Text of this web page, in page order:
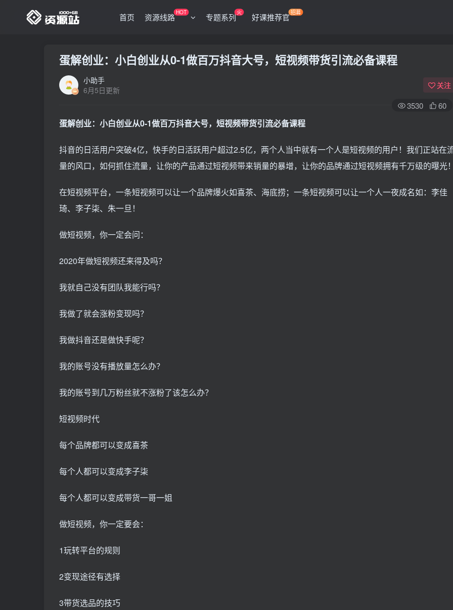
首页 资源线路HOT 专题系列火 好课推荐官招募
蛋解创业：小白创业从0-1做百万抖音大号，短视频带货引流必备课程
小助手
6月5日更新
关注
3530 60
蛋解创业：小白创业从0-1做百万抖音大号，短视频带货引流必备课程
抖音的日活用户突破4亿，快手的日活跃用户超过2.5亿，两个人当中就有一个人是短视频的用户！我们正站在
量的风口，如何抓住流量，让你的产品通过短视频带来销量的暴增，让你的品牌通过短视频拥有千万级的曝光
在短视频平台，一条短视频可以让一个品牌爆火如喜茶、海底捞；一条短视频可以让一个人一夜成名如：李佳
琦、李子柒、朱一旦！
做短视频，你一定会问：
2020年做短视频还来得及吗？
我就自己没有团队我能行吗？
我做了就会涨粉变现吗？
我做抖音还是做快手呢？
我的账号没有播放量怎么办？
我的账号到几万粉丝就不涨粉了该怎么办？
短视频时代
每个品牌都可以变成喜茶
每个人都可以变成李子柒
每个人都可以变成带货一哥一姐
做短视频，你一定要会：
1玩转平台的规则
2变现途径有选择
3带货选品的技巧